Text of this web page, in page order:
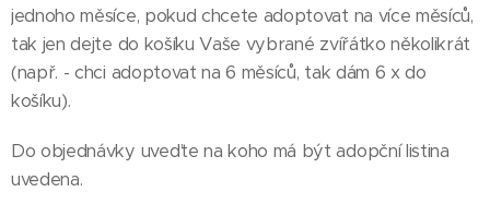
jednoho měsíce, pokud chcete adoptovat na více měsíců,
tak jen dejte do košíku Vaše vybrané zvířátko několikrát
(např. - chci adoptovat na 6 měsíců, tak dám 6 x do
košíku).
Do objednávky uveďte na koho má být adopční listina
uvedena.